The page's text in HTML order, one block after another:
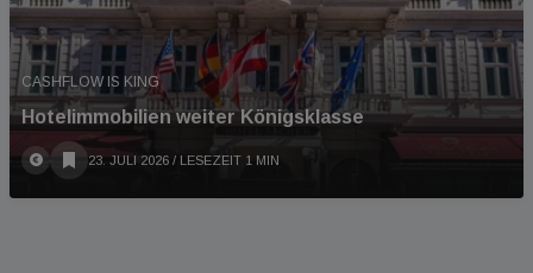
CASHFLOW IS KING
Hotelimmobilien weiter Königsklasse
23. JULI 2026 / LESEZEIT 1 MIN